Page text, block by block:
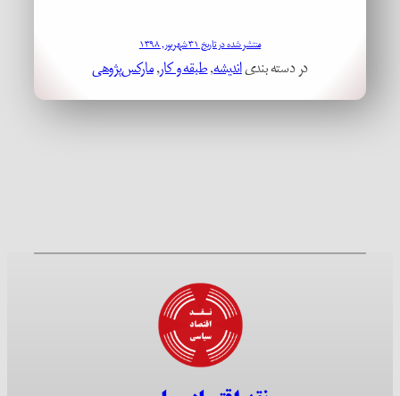
منتشر شده در تاریخ ۳۱ شهریور, ۱۳۹۸
در دسته بندیاندیشه, طبقه و کار, مارکس‌پژوهی